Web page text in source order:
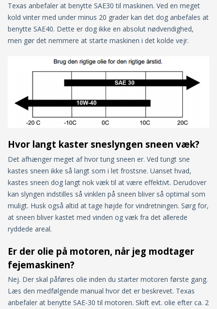
Texas anbefaler at benytte SAE30 til maskinen. Ved en meget
kold vinter med under minus 20 grader kan det dog anbefales at
benytte SAE40. Dette er dog ikke en absolut nødvendighed,
men gør det nemmere at starte maskinen i det kolde vejr.
Hvor langt kaster sneslyngen sneen væk?
Det afhænger meget af hvor tung sneen er. Ved tungt sne
kastes sneen ikke så langt som i let frostsne. Uanset hvad,
kastes sneen dog langt nok væk til at være effektivt. Derudover
kan slyngen indstilles så vinklen på sneen bliver så optimal som
muligt. Husk også altid at tage højde for vindretningen. Sørg for,
at sneen bliver kastet med vinden og væk fra det allerede
ryddede areal.
Er der olie på motoren, når jeg modtager
fejemaskinen?
Nej. Der skal påføres olie inden du starter motoren første gang.
Læs den medfølgende manual hvor det er beskrevet. Texas
anbefaler at benytte SAE-30 til motoren. Skift evt. olie efter ca. 2